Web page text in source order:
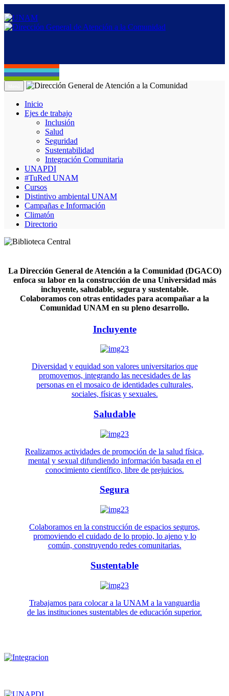
Inicio
Ejes de trabajo
Inclusión
Salud
Seguridad
Sustentabilidad
Integración Comunitaria
UNAPDI
#TuRed UNAM
Cursos
Distintivo ambiental UNAM
Campañas e Información
Climatón
Directorio
La Dirección General de Atención a la Comunidad (DGACO)
enfoca su labor en la construcción de una Universidad más
incluyente, saludable, segura y sustentable.
Colaboramos con otras entidades para acompañar a la
Comunidad UNAM en su pleno desarrollo.
Incluyente
Diversidad y equidad son valores universitarios que
promovemos, integrando las necesidades de las
personas en el mosaico de identidades culturales,
sociales, físicas y sexuales.
Saludable
Realizamos actividades de promoción de la salud física,
mental y sexual difundiendo información basada en el
conocimiento científico, libre de prejuicios.
Segura
Colaboramos en la construcción de espacios seguros,
promoviendo el cuidado de lo propio, lo ajeno y lo
común, construyendo redes comunitarias.
Sustentable
Trabajamos para colocar a la UNAM a la vanguardia
de las instituciones sustentables de educación superior.